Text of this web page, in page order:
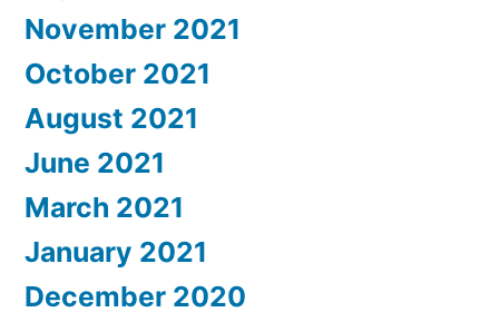
November 2021
October 2021
August 2021
June 2021
March 2021
January 2021
December 2020